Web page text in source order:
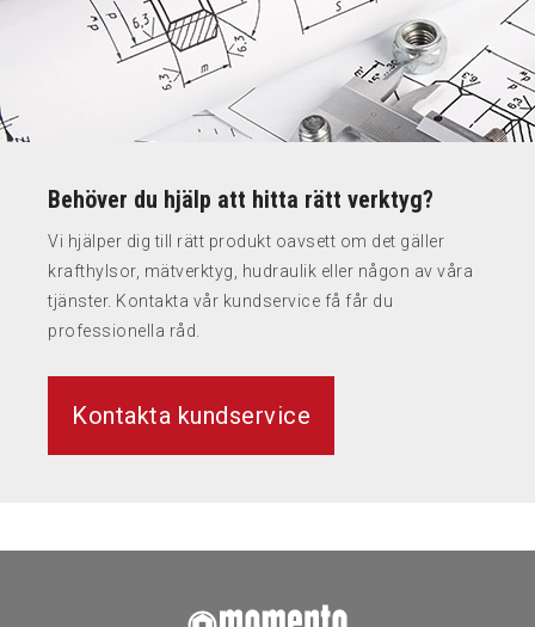
Behöver du hjälp att hitta rätt verktyg?
Vi hjälper dig till rätt produkt oavsett om det gäller
krafthylsor, mätverktyg, hudraulik eller någon av våra
tjänster. Kontakta vår kundservice få får du
professionella råd.
Kontakta kundservice